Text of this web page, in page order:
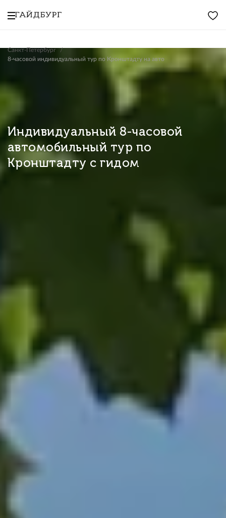
Санкт-Петербург
8-часовой индивидуальный тур по Кронштадту на авто
Индивидуальный 8-часовой
автомобильный тур по
Кронштадту с гидом